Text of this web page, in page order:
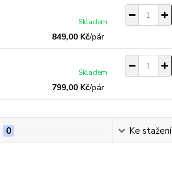
849,00 Kč/pár
Skladem
799,00 Kč/pár
Skladem
0 Ke stažení